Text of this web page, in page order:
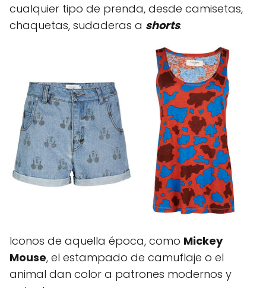
cualquier tipo de prenda, desde camisetas,
chaquetas, sudaderas a shorts.
Iconos de aquella época, como Mickey
Mouse, el estampado de camuflaje o el
animal dan color a patrones modernos y